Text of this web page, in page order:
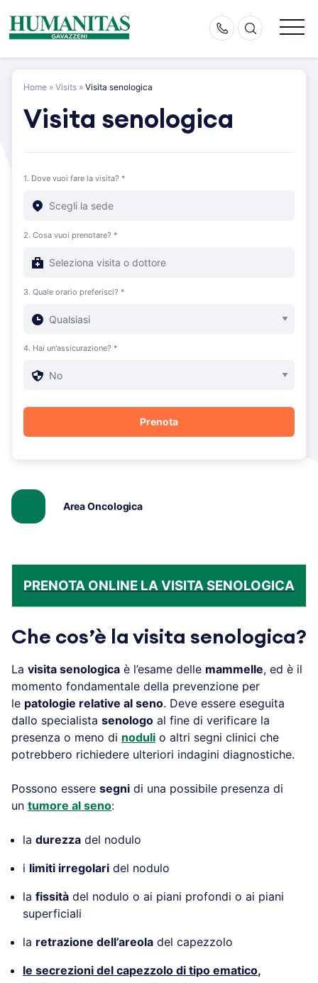
content
Home » Visits » Visita senologica
Visita senologica
1. Dove vuoi fare la visita? *
2. Cosa vuoi prenotare? *
3. Quale orario preferisci? *
4. Hai un'assicurazione? *
PRENOTA ONLINE LA VISITA SENOLOGICA
Che cos’è la visita senologica?
La visita senologica è l’esame delle mammelle, ed è il
momento fondamentale della prevenzione per
le patologie relative al seno. Deve essere eseguita
dallo specialista senologo al fine di verificare la
presenza o meno di noduli o altri segni clinici che
potrebbero richiedere ulteriori indagini diagnostiche.
Possono essere segni di una possibile presenza di
un tumore al seno:
la durezza del nodulo
i limiti irregolari del nodulo
la fissità del nodulo o ai piani profondi o ai piani
superficiali
la retrazione dell’areola del capezzolo
le secrezioni del capezzolo di tipo ematico,
Area Oncologica